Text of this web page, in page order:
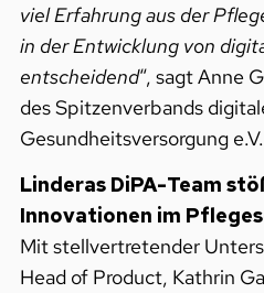
viel Erfahrung aus der
in der Entwicklung von
entscheidend“, sagt Anne
des Spitzenverbands
Gesundheitsversorgung e.V.
Linderas DiPA-Team
Innovationen im
Mit stellvertretender
Head of Product, Kathrin